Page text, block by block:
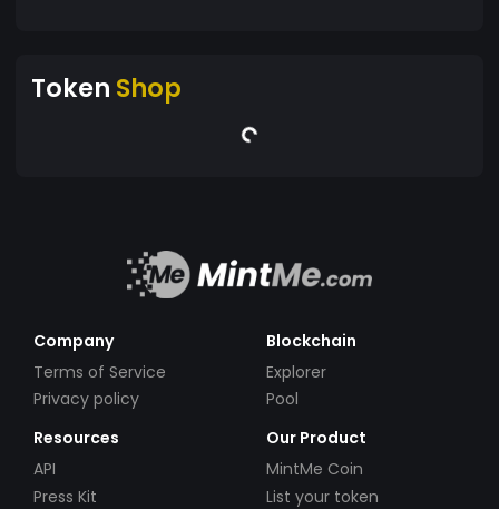
Token Shop
Company
Terms of Service
Privacy policy
Blockchain
Explorer
Pool
Resources
API
Press Kit
Our Product
MintMe Coin
List your token